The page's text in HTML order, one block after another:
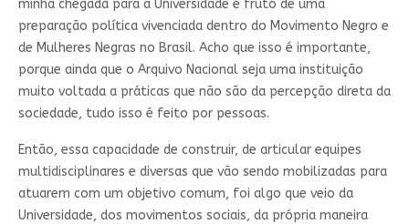
minha chegada para a Universidade é fruto de uma
preparação política vivenciada dentro do Movimento Negro e
de Mulheres Negras no Brasil. Acho que isso é importante,
porque ainda que o Arquivo Nacional seja uma instituição
muito voltada a práticas que não são da percepção direta da
sociedade, tudo isso é feito por pessoas.
Então, essa capacidade de construir, de articular equipes
multidisciplinares e diversas que vão sendo mobilizadas para
atuarem com um objetivo comum, foi algo que veio da
Universidade, dos movimentos sociais, da própria maneira